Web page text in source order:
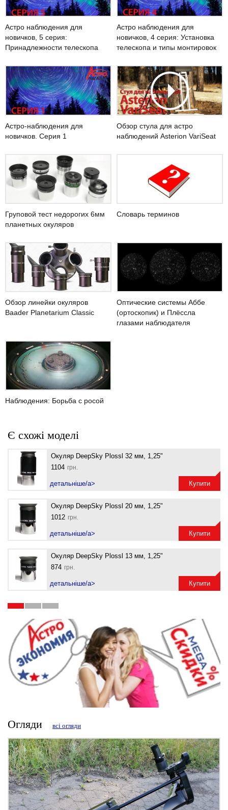
Астро наблюдения для
новичков, 5 серия:
Принадлежности телескопа
Астро наблюдения для
новичков, 4 серия: Установка
телескопа и типы монтировок
Астро-наблюдения для
новичков. Серия 1
Обзор стула для астро
наблюдений Asterion VariSeat
Груповой тест недорогих 6мм
планетных окуляров
Словарь терминов
Обзор линейки окуляров
Baader Planetarium Classic
Оптические системы Аббе
(ортоскопик) и Плёссла
глазами наблюдателя
Наблюдения: Борьба с росой
Є схожі моделі
Окуляр DeepSky Plossl 32 мм, 1,25"
1104 грн.
детальніше/a> Купити
Окуляр DeepSky Plossl 20 мм, 1,25"
1012 грн.
детальніше/a> Купити
Окуляр DeepSky Plossl 13 мм, 1,25"
874 грн.
детальніше/a> Купити
Огляди всі огляди